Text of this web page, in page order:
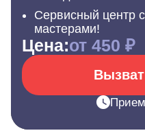
Сервисный центр
мастерами!
Цена:от 450 ₽